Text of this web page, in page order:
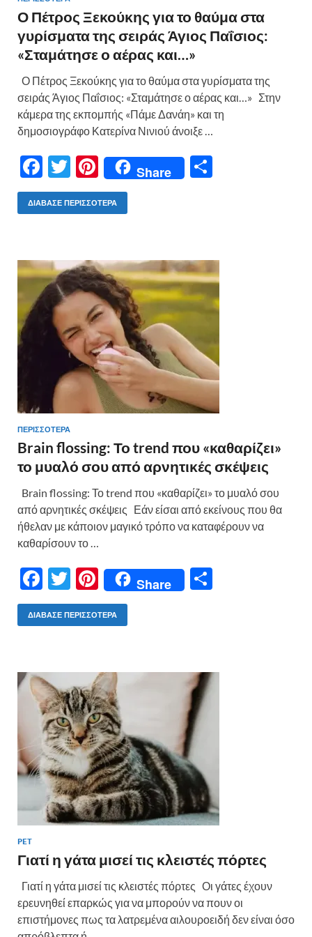
Ο Πέτρος Ξεκούκης για το θαύμα στα
γυρίσματα της σειράς Άγιος Παΐσιος:
«Σταμάτησε ο αέρας και…»
Ο Πέτρος Ξεκούκης για το θαύμα στα γυρίσματα της
σειράς Άγιος Παΐσιος: «Σταμάτησε ο αέρας και…» Στην
κάμερα της εκπομπής «Πάμε Δανάη» και τη
δημοσιογράφο Κατερίνα Νινιού άνοιξε …
F
ac
e
o
o
k
T
w
itt
Pi
nt
er
t
Share
σ
τε
ίτ
ΔΙΆΒΑΣΕ ΠΕΡΙΣΣΌΤΕΡΑ
ΠΕΡΙΣΣΟΤΕΡΑ
Brain flossing: Το trend που «καθαρίζει»
το μυαλό σου από αρνητικές σκέψεις
Brain flossing: Το trend που «καθαρίζει» το μυαλό σου
από αρνητικές σκέψεις Εάν είσαι από εκείνους που θα
ήθελαν με κάποιον μαγικό τρόπο να καταφέρουν να
καθαρίσουν το …
F
ac
e
o
o
k
T
w
itt
Pi
nt
er
t
Share
σ
ΔΙΆΒΑΣΕ ΠΕΡΙΣΣΌΤΕΡΑ
PET
Γιατί η γάτα μισεί τις κλειστές πόρτες
Γιατί η γάτα μισεί τις κλειστές πόρτες Οι γάτες έχουν
ερευνηθεί επαρκώς για να μπορούν να πουν οι
επιστήμονες πως τα λατρεμένα αιλουροειδή δεν είναι όσο